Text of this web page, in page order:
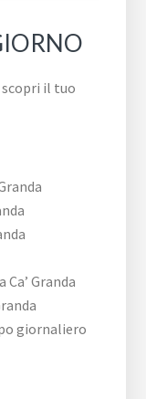
Granda
giornaliero